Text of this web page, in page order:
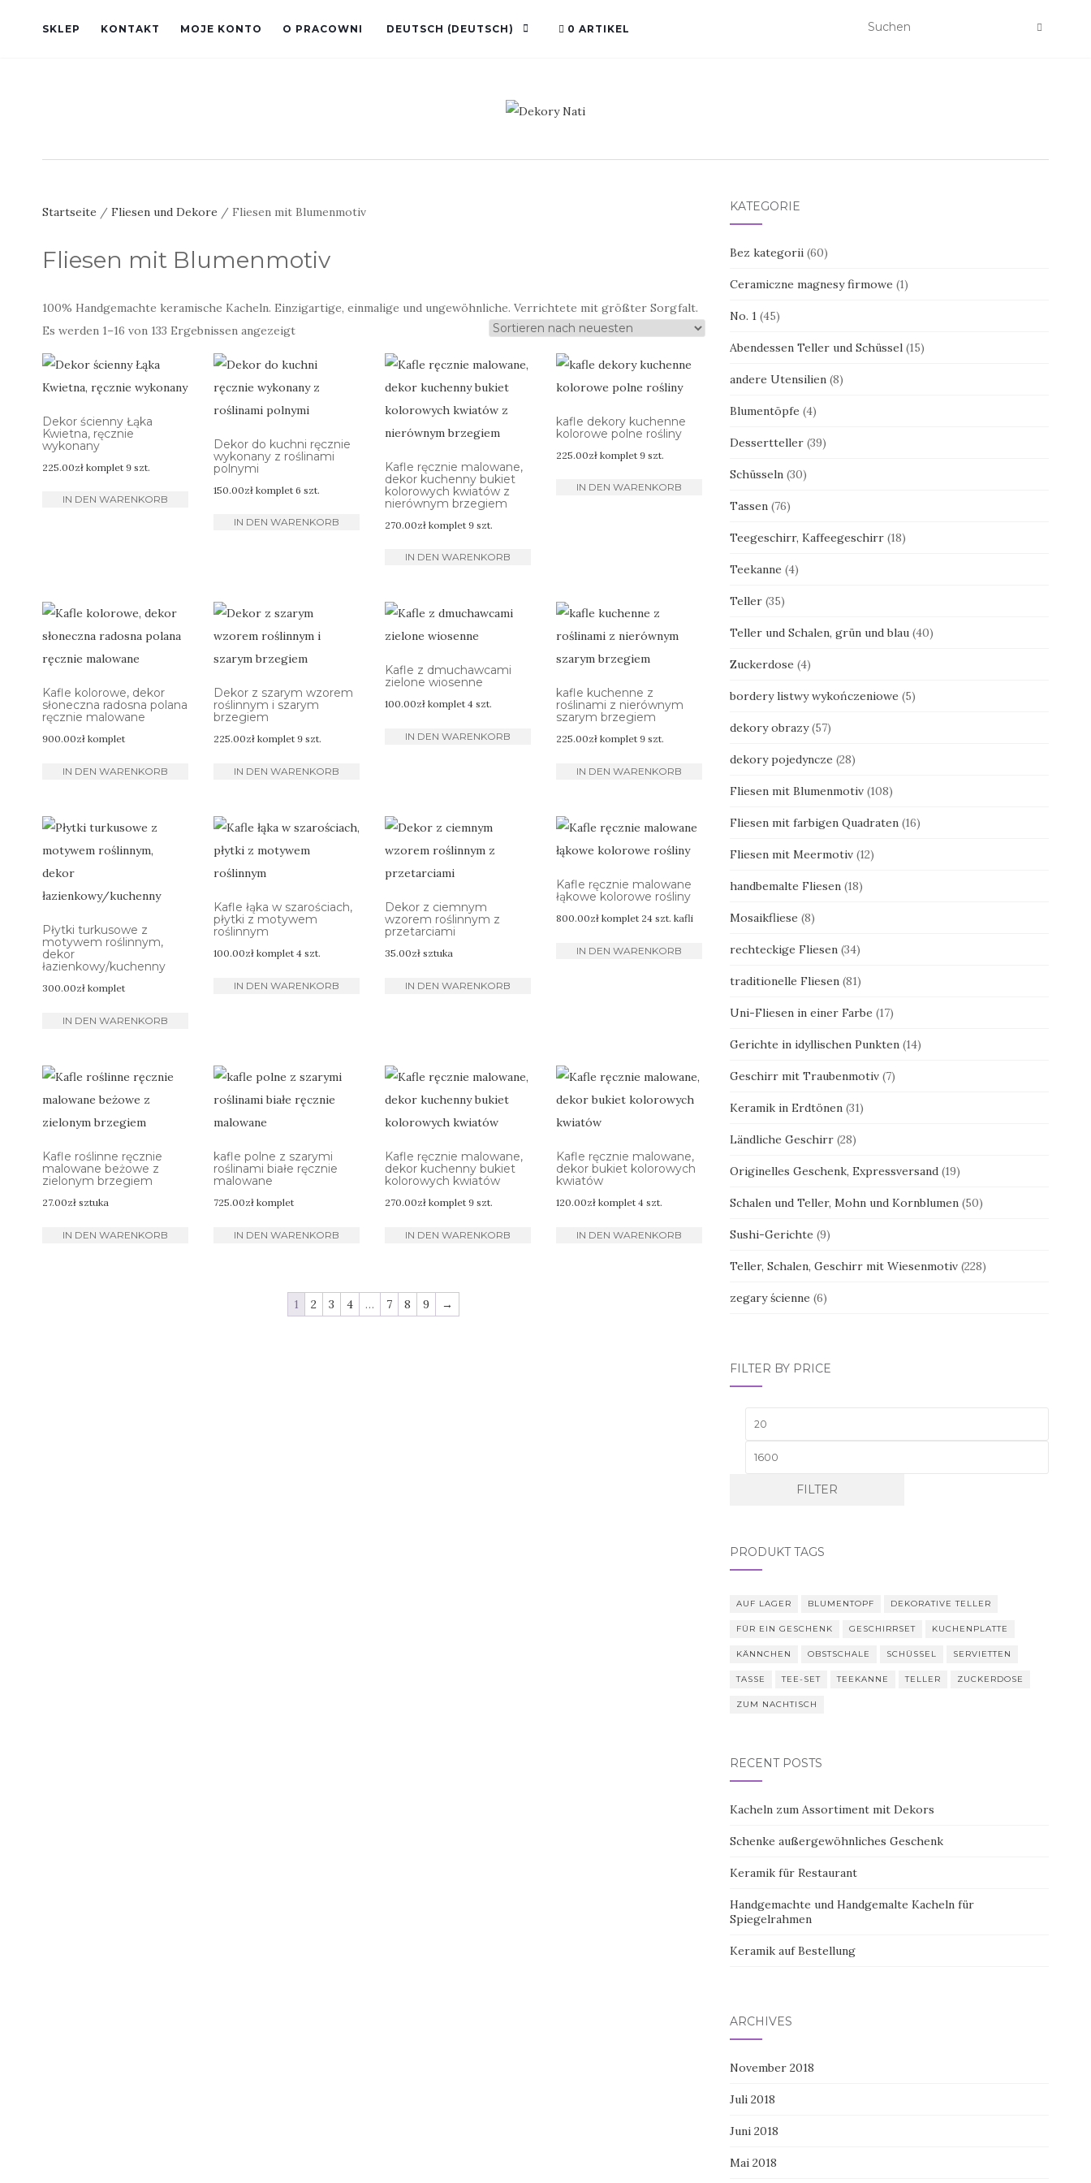
SKLEP KONTAKT MOJE KONTO O PRACOWNI DEUTSCH (DEUTSCH) 0 ARTIKEL
Startseite / Fliesen und Dekore / Fliesen mit Blumenmotiv
Fliesen mit Blumenmotiv
100% Handgemachte keramische Kacheln. Einzigartige, einmalige und ungewöhnliche. Verrichtete mit größter Sorgfalt.
Es werden 1–16 von 133 Ergebnissen angezeigtNach
Dekor ścienny Łąka
Kwietna, ręcznie
wykonany
225.00zł komplet 9 szt.
IN DEN WARENKORB
Dekor do kuchni ręcznie
wykonany z roślinami
polnymi
150.00zł komplet 6 szt.
IN DEN WARENKORB
Kafle ręcznie malowane,
dekor kuchenny bukiet
kolorowych kwiatów z
nierównym brzegiem
270.00zł komplet 9 szt.
IN DEN WARENKORB
kafle dekory kuchenne
kolorowe polne rośliny
225.00zł komplet 9 szt.
IN DEN WARENKORB
Kafle kolorowe, dekor
słoneczna radosna polana
ręcznie malowane
900.00zł komplet
IN DEN WARENKORB
Dekor z szarym wzorem
roślinnym i szarym
brzegiem
225.00zł komplet 9 szt.
IN DEN WARENKORB
Kafle z dmuchawcami
zielone wiosenne
100.00zł komplet 4 szt.
IN DEN WARENKORB
kafle kuchenne z
roślinami z nierównym
szarym brzegiem
225.00zł komplet 9 szt.
IN DEN WARENKORB
Płytki turkusowe z
motywem roślinnym,
dekor
łazienkowy/kuchenny
300.00zł komplet
IN DEN WARENKORB
Kafle łąka w szarościach,
płytki z motywem
roślinnym
100.00zł komplet 4 szt.
IN DEN WARENKORB
Dekor z ciemnym
wzorem roślinnym z
przetarciami
35.00zł sztuka
IN DEN WARENKORB
Kafle ręcznie malowane
łąkowe kolorowe rośliny
800.00zł komplet 24 szt. kafli
IN DEN WARENKORB
Kafle roślinne ręcznie
malowane beżowe z
zielonym brzegiem
27.00zł sztuka
IN DEN WARENKORB
kafle polne z szarymi
roślinami białe ręcznie
malowane
725.00zł komplet
IN DEN WARENKORB
Kafle ręcznie malowane,
dekor kuchenny bukiet
kolorowych kwiatów
270.00zł komplet 9 szt.
IN DEN WARENKORB
Kafle ręcznie malowane,
dekor bukiet kolorowych
kwiatów
120.00zł komplet 4 szt.
IN DEN WARENKORB
1 2 3 4 … 7 8 9 →
KATEGORIE
Bez kategorii (60)
Ceramiczne magnesy firmowe (1)
No. 1 (45)
Abendessen Teller und Schüssel (15)
andere Utensilien (8)
Blumentöpfe (4)
Dessertteller (39)
Schüsseln (30)
Tassen (76)
Teegeschirr, Kaffeegeschirr (18)
Teekanne (4)
Teller (35)
Teller und Schalen, grün und blau (40)
Zuckerdose (4)
bordery listwy wykończeniowe (5)
dekory obrazy (57)
dekory pojedyncze (28)
Fliesen mit Blumenmotiv (108)
Fliesen mit farbigen Quadraten (16)
Fliesen mit Meermotiv (12)
handbemalte Fliesen (18)
Mosaikfliese (8)
rechteckige Fliesen (34)
traditionelle Fliesen (81)
Uni-Fliesen in einer Farbe (17)
Gerichte in idyllischen Punkten (14)
Geschirr mit Traubenmotiv (7)
Keramik in Erdtönen (31)
Ländliche Geschirr (28)
Originelles Geschenk, Expressversand (19)
Schalen und Teller, Mohn und Kornblumen (50)
Sushi-Gerichte (9)
Teller, Schalen, Geschirr mit Wiesenmotiv (228)
zegary ścienne (6)
FILTER BY PRICE
Min.
FILTER
PRODUKT TAGS
AUF LAGER BLUMENTOPF DEKORATIVE TELLER
FÜR EIN GESCHENK GESCHIRRSET KUCHENPLATTE
KÄNNCHEN OBSTSCHALE SCHÜSSEL SERVIETTEN
TASSE TEE-SET TEEKANNE TELLER ZUCKERDOSE
ZUM NACHTISCH
RECENT POSTS
Kacheln zum Assortiment mit Dekors
Schenke außergewöhnliches Geschenk
Keramik für Restaurant
Handgemachte und Handgemalte Kacheln für
Spiegelrahmen
Keramik auf Bestellung
ARCHIVES
November 2018
Juli 2018
Juni 2018
Mai 2018